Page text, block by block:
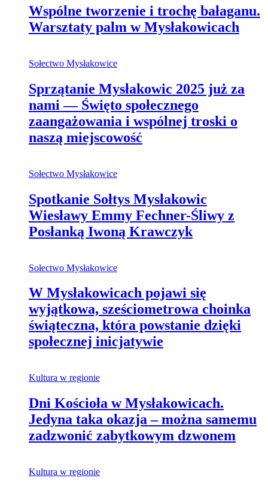
Wspólne tworzenie i trochę bałaganu.
Warsztaty palm w Mysłakowicach
Sołectwo Mysłakowice
Sprzątanie Mysłakowic 2025 już za
nami — Święto społecznego
zaangażowania i wspólnej troski o
naszą miejscowość
Sołectwo Mysłakowice
Spotkanie Sołtys Mysłakowic
Wiesławy Emmy Fechner-Śliwy z
Posłanką Iwoną Krawczyk
Sołectwo Mysłakowice
W Mysłakowicach pojawi się
wyjątkowa, sześciometrowa choinka
świąteczna, która powstanie dzięki
społecznej inicjatywie
Kultura w regionie
Dni Kościoła w Mysłakowicach.
Jedyna taka okazja – można samemu
zadzwonić zabytkowym dzwonem
Kultura w regionie